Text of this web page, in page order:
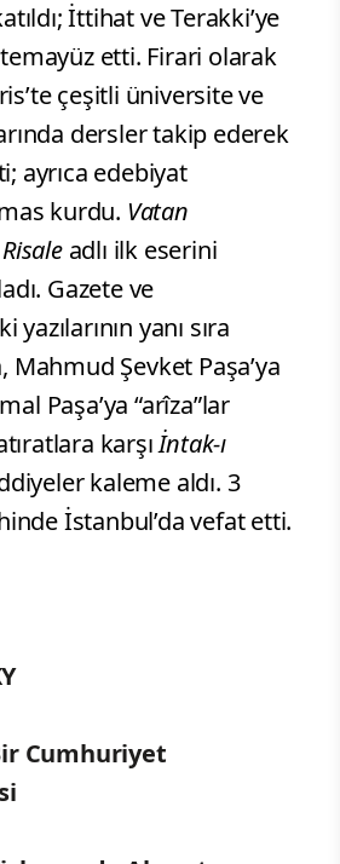
İttihat ve Terakki’ye
etti. Firari olarak
çeşitli üniversite ve
dersler takip ederek
ayrıca edebiyat
kurdu. Vatan
adlı ilk eserini
Gazete ve
yanı sıra
Mahmud Şevket Paşa’ya
Paşa’ya “arîza”lar
karşıİntak-ı
kaleme aldı. 3
İstanbul’da vefat etti.
Cumhuriyet